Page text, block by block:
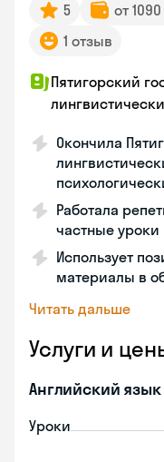
5 от
1 отзыв
Пятигорский
Окончила
Работала
частные уроки
Использует
материалы в
Читать дальше
Услуги и
Английский язык
Уроки